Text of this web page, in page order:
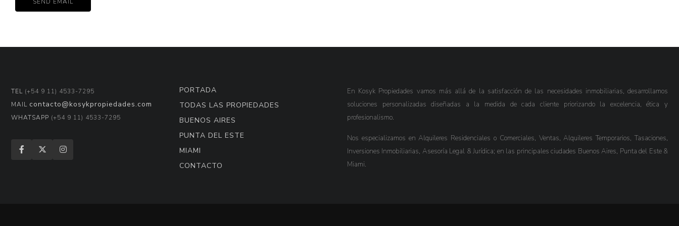
TEL (+54 9 11) 4533-7295
MAIL contacto@kosykpropiedades.com
WHATSAPP (+54 9 11) 4533-7295
PORTADA
TODAS LAS PROPIEDADES
BUENOS AIRES
PUNTA DEL ESTE
MIAMI
CONTACTO
En Kosyk Propiedades vamos más allá de la satisfacción de las necesidades inmobiliarias, desarrollamos
soluciones personalizadas diseñadas a la medida de cada cliente priorizando la excelencia, ética y
profesionalismo.
Nos especializamos en Alquileres Residenciales o Comerciales, Ventas, Alquileres Temporarios, Tasaciones,
Inversiones Inmobiliarias, Asesoría Legal & Jurídica; en las principales ciudades Buenos Aires, Punta del Este &
Miami.